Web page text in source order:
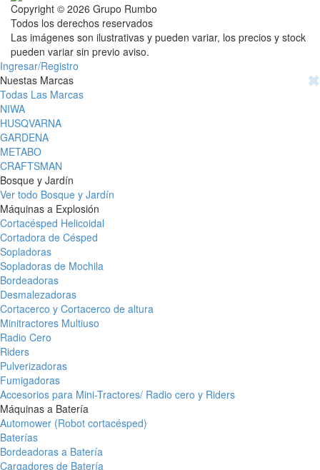
Copyright © 2026 Grupo Rumbo
Todos los derechos reservados
Las imágenes son ilustrativas y pueden variar, los precios y stock
pueden variar sin previo aviso.
Ingresar/Registro
✖
Nuestas Marcas
Todas Las Marcas
NIWA
HUSQVARNA
GARDENA
METABO
CRAFTSMAN
Bosque y Jardín
Ver todo Bosque y Jardín
Máquinas a Explosión
Cortacésped Helicoidal
Cortadora de Césped
Sopladoras
Sopladoras de Mochila
Bordeadoras
Desmalezadoras
Cortacerco y Cortacerco de altura
Minitractores Multiuso
Radio Cero
Riders
Pulverizadoras
Fumigadoras
Accesorios para Mini-Tractores/ Radio cero y Riders
Máquinas a Batería
Automower (Robot cortacésped)
Baterías
Bordeadoras a Batería
Cargadores de Batería